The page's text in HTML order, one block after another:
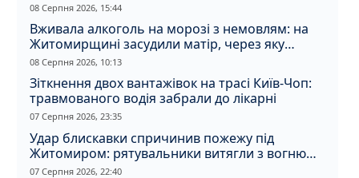
08 Серпня 2026, 15:44
Вживала алкоголь на морозі з немовлям: на
Житомирщині засудили матір, через яку
дитина отримала обмороження
08 Серпня 2026, 10:13
Зіткнення двох вантажівок на трасі Київ-Чоп:
травмованого водія забрали до лікарні
07 Серпня 2026, 23:35
Удар блискавки спричинив пожежу під
Житомиром: рятувальники витягли з вогню
кота
07 Серпня 2026, 22:40